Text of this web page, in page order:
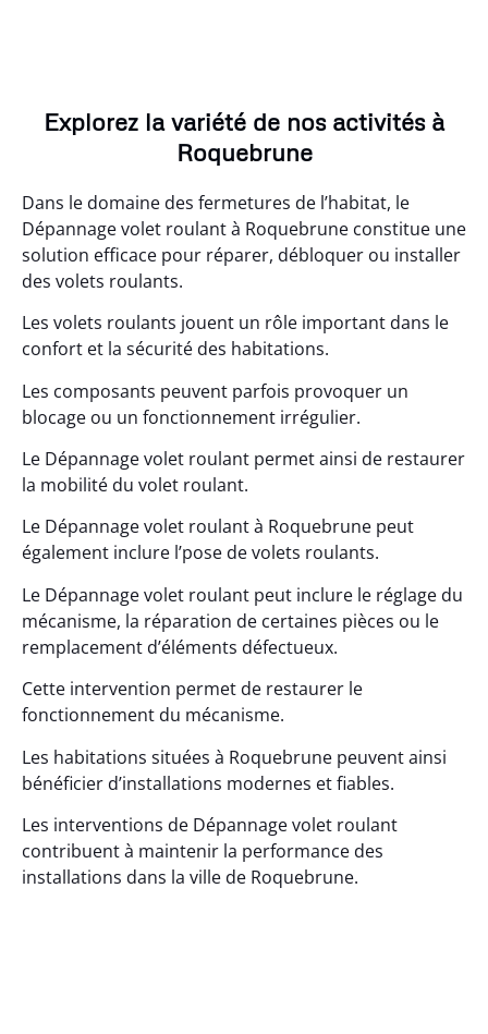
Explorez la variété de nos activités à
Roquebrune
Dans le domaine des fermetures de l’habitat, le
Dépannage volet roulant à Roquebrune constitue une
solution efficace pour réparer, débloquer ou installer
des volets roulants.
Les volets roulants jouent un rôle important dans le
confort et la sécurité des habitations.
Les composants peuvent parfois provoquer un
blocage ou un fonctionnement irrégulier.
Le Dépannage volet roulant permet ainsi de restaurer
la mobilité du volet roulant.
Le Dépannage volet roulant à Roquebrune peut
également inclure l’pose de volets roulants.
Le Dépannage volet roulant peut inclure le réglage du
mécanisme, la réparation de certaines pièces ou le
remplacement d’éléments défectueux.
Cette intervention permet de restaurer le
fonctionnement du mécanisme.
Les habitations situées à Roquebrune peuvent ainsi
bénéficier d’installations modernes et fiables.
Les interventions de Dépannage volet roulant
contribuent à maintenir la performance des
installations dans la ville de Roquebrune.